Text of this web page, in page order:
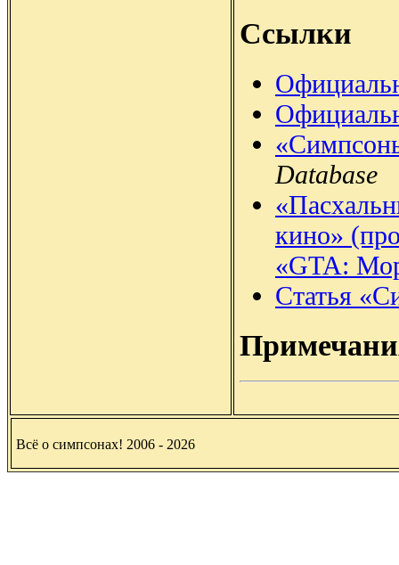
Ссылки
Database
кино»
«GTA:
Статья
Всё о симпсонах! 2006 - 2026